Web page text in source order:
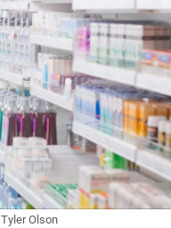
Tyler Olson